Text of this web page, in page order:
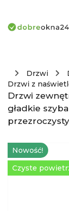
Drzwi
Drzwi z
Drzwi
gładkie
Nowość!
Czyste